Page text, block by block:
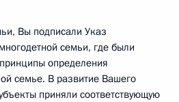
Вы подписали Указ
семьи, где были
определения
семье. В развитие Вашего
приняли соответствующую